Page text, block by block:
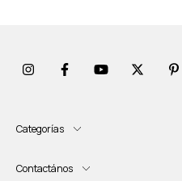
Categorías
Contactános